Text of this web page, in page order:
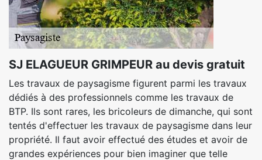
SJ ELAGUEUR GRIMPEUR au devis gratuit
Les travaux de paysagisme figurent parmi les travaux
dédiés à des professionnels comme les travaux de
BTP. Ils sont rares, les bricoleurs de dimanche, qui sont
tentés d'effectuer les travaux de paysagisme dans leur
propriété. Il faut avoir effectué des études et avoir de
grandes expériences pour bien imaginer que telle